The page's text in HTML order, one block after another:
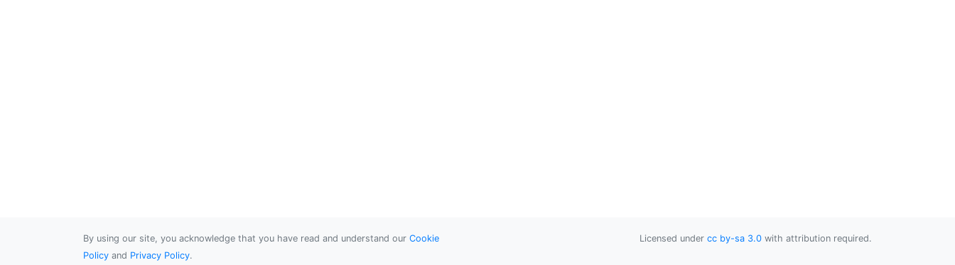
By using our site, you acknowledge that you have read and understand our Cookie
Policy and Privacy Policy.
Licensed under cc by-sa 3.0 with attribution required.